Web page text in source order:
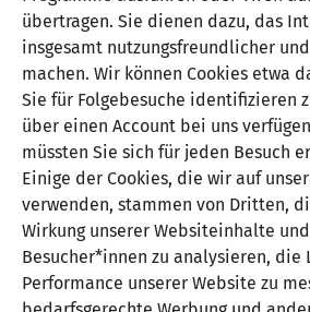
übertragen. Sie dienen dazu, das
insgesamt nutzungsfreundlicher
machen. Wir können Cookies etwa
Sie für Folgebesuche identifizieren
über einen Account bei uns
müssten Sie sich für jeden Besuch
Einige der Cookies, die wir auf
verwenden, stammen von Dritten,
Wirkung unserer Websiteinhalte
Besucher*innen zu analysieren, die
Performance unserer Website zu